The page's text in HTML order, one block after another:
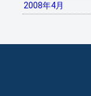
2008年4月